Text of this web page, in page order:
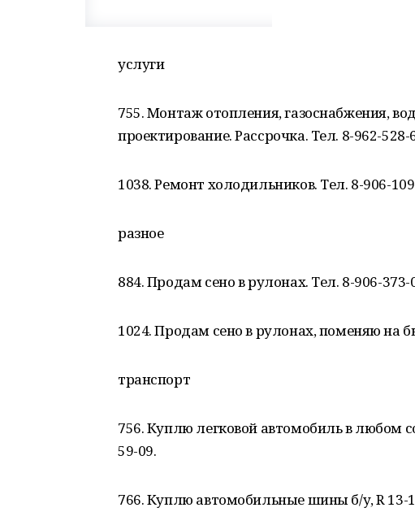
услуги
755. Монтаж отопления, газоснабжения,
проектирование. Рассрочка. Тел. 8-962-528-
1038. Ремонт холодильников. Тел. 8-906-
разное
884. Продам сено в рулонах. Тел. 8-906-373-
1024. Продам сено в рулонах, поменяю на
транспорт
756. Куплю легковой автомобиль в любом
59-09.
766. Куплю автомобильные шины б/у, R 13-